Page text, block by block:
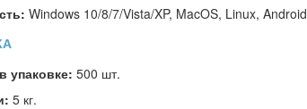
Windows 10/8/7/Vista/XP, MacOS, Linux, Android
упаковке: 500 шт.
5 кг.